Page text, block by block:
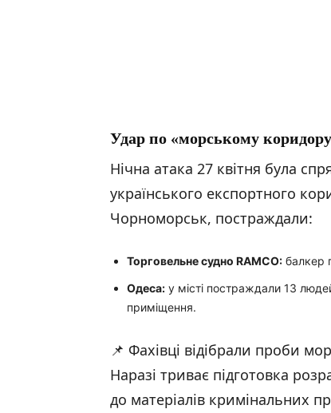
Удар по «морському коридору
Нічна атака 27 квітня була
українського експортного
Чорноморськ, постраждали:
Торговельне судно RAMCO: балкер
Одеса: у місті постраждали 13
приміщення.
📌 Фахівці відібрали проби
Наразі триває підготовка
до матеріалів кримінальних